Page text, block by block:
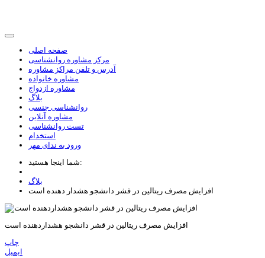
صفحه اصلی
مرکز مشاوره روانشناسی
آدرس و تلفن مراکز مشاوره
مشاوره خانواده
مشاوره ازدواج
بلاگ
روانشناسی جنسی
مشاوره آنلاین
تست روانشناسی
استخدام
ورود به ندای مهر
شما اینجا هستید:
بلاگ
افزايش مصرف ريتالين در قشر دانشجو هشدار دهنده است
افزایش مصرف ریتالین در قشر دانشجو هشداردهنده است
چاپ
ایمیل